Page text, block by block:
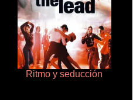
Ritmo y seducción